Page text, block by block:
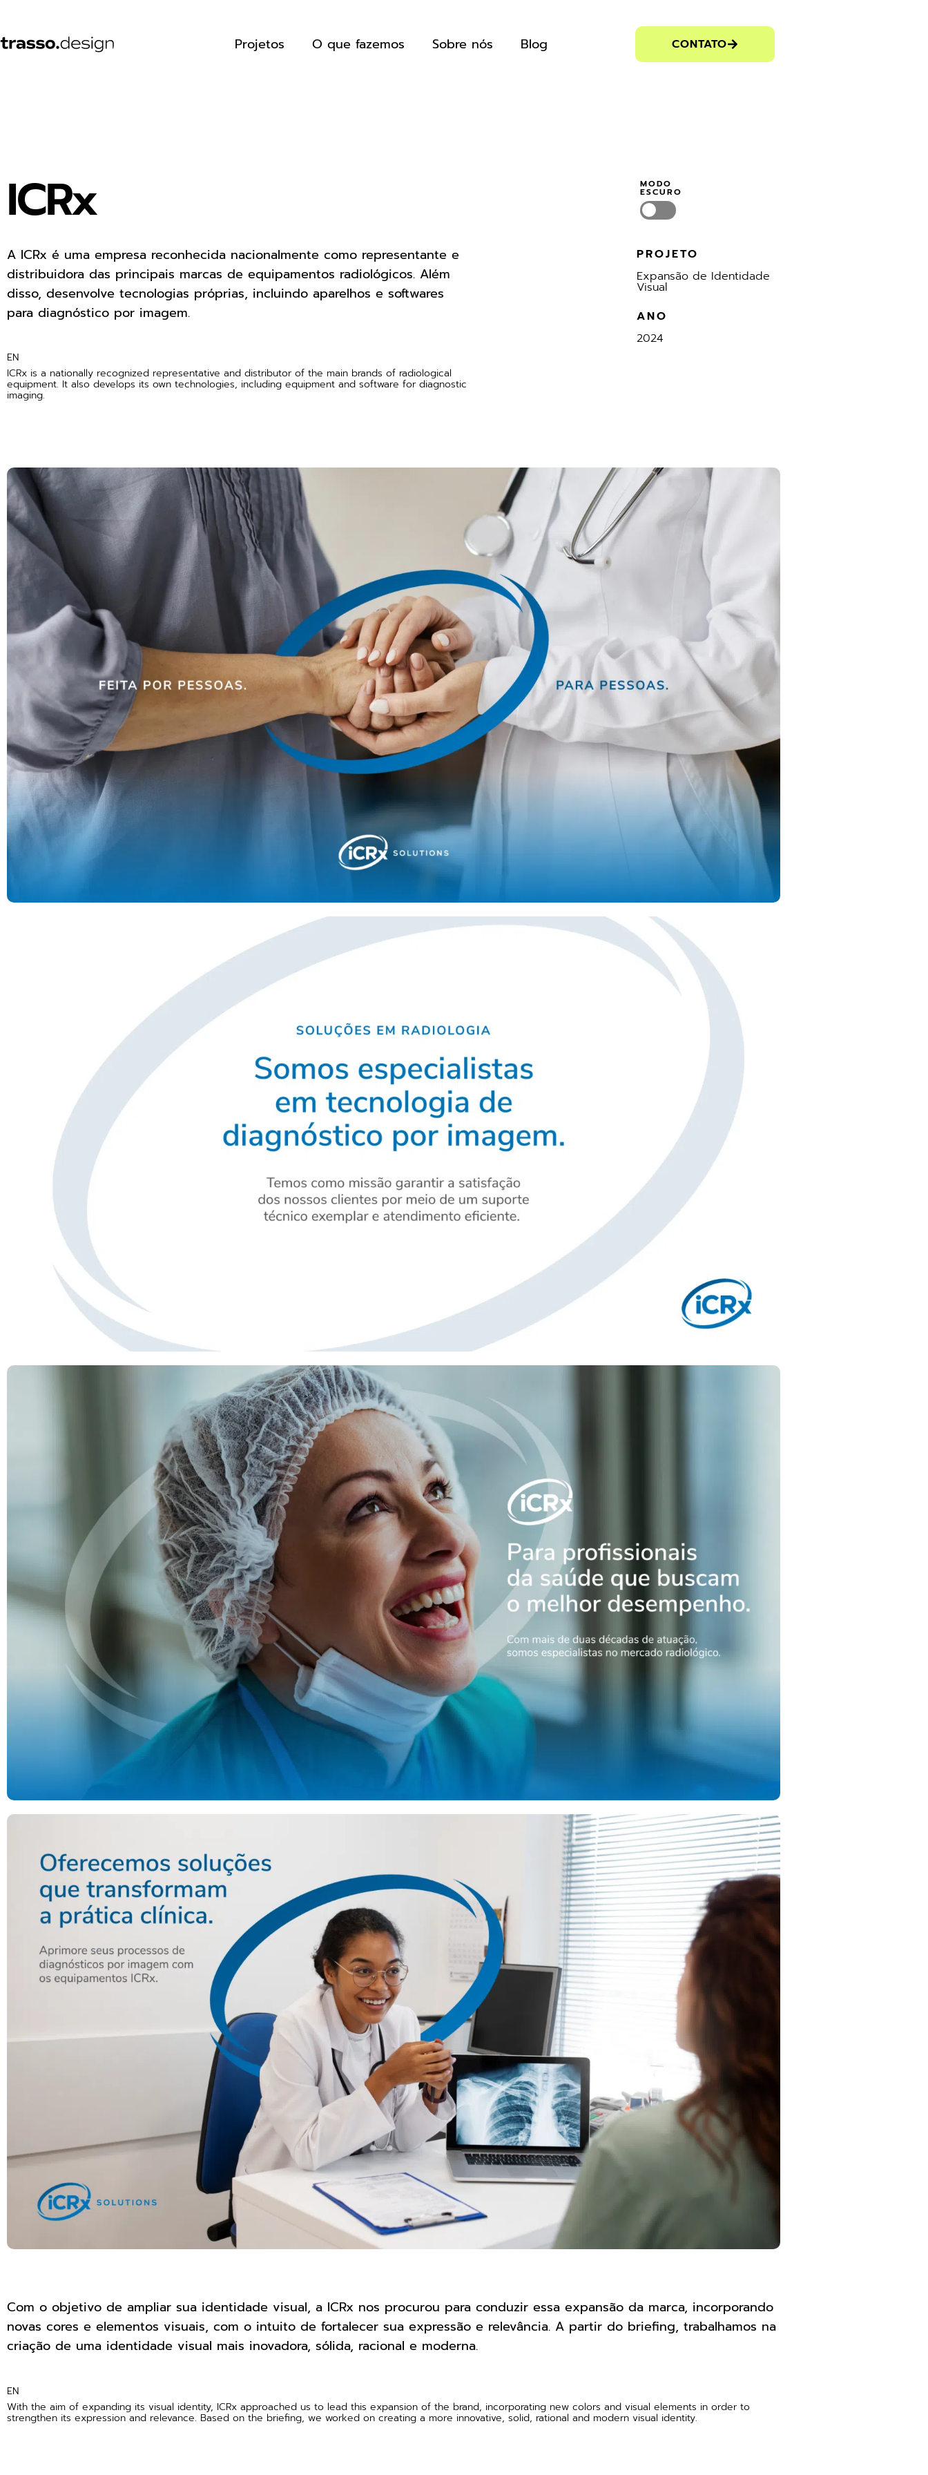
Projetos O que fazemos Sobre nós Blog CONTATO
ICRx MODO
ESCURO
A ICRx é uma empresa reconhecida nacionalmente como representante e
distribuidora das principais marcas de equipamentos radiológicos. Além
disso, desenvolve tecnologias próprias, incluindo aparelhos e softwares
para diagnóstico por imagem.
EN
ICRx is a nationally recognized representative and distributor of the main brands of radiological
equipment. It also develops its own technologies, including equipment and software for diagnostic
imaging.
PROJETO
Expansão de Identidade
Visual
ANO
2024
Com o objetivo de ampliar sua identidade visual, a ICRx nos procurou para conduzir essa expansão da marca, incorporando
novas cores e elementos visuais, com o intuito de fortalecer sua expressão e relevância. A partir do briefing, trabalhamos na
criação de uma identidade visual mais inovadora, sólida, racional e moderna.
EN
With the aim of expanding its visual identity, ICRx approached us to lead this expansion of the brand, incorporating new colors and visual elements in order to
strengthen its expression and relevance. Based on the briefing, we worked on creating a more innovative, solid, rational and modern visual identity.